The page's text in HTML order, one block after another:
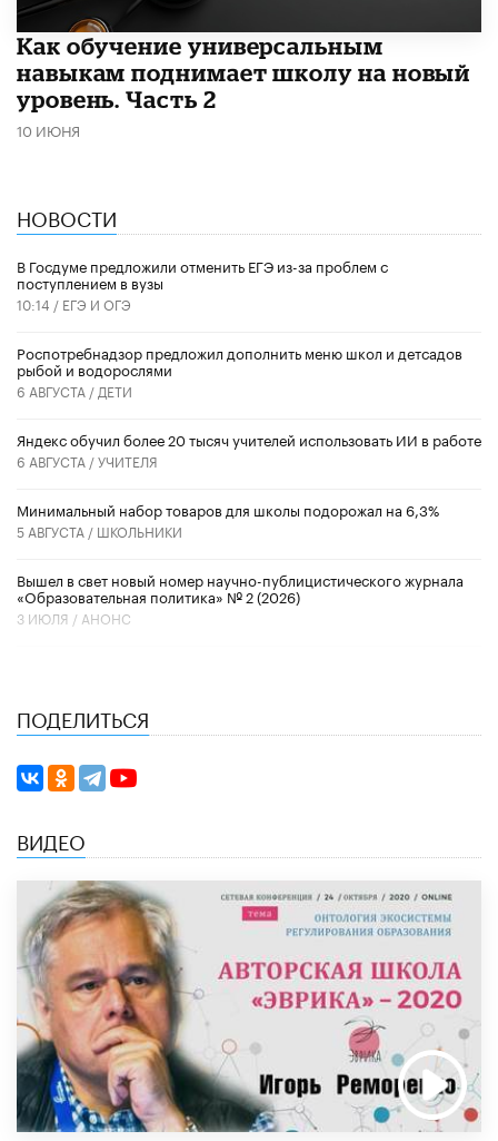
​Как обучение универсальным
навыкам поднимает школу на новый
уровень. Часть 2
10 ИЮНЯ
НОВОСТИ
В Госдуме предложили отменить ЕГЭ из-за проблем с
поступлением в вузы
10:14 / ЕГЭ И ОГЭ
Роспотребнадзор предложил дополнить меню школ и детсадов
рыбой и водорослями
6 АВГУСТА / ДЕТИ
​Яндекс обучил более 20 тысяч учителей использовать ИИ в работе
6 АВГУСТА /УЧИТЕЛЯ
Минимальный набор товаров для школы подорожал на 6,3%
5 АВГУСТА / ШКОЛЬНИКИ
Вышел в свет новый номер научно-публицистического журнала
«Образовательная политика» № 2 (2026)
3 ИЮЛЯ / АНОНС
ПОДЕЛИТЬСЯ
ВИДЕО